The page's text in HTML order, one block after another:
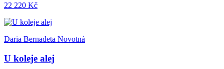
22 220 Kč
Daria Bernadeta Novotná
U koleje alej